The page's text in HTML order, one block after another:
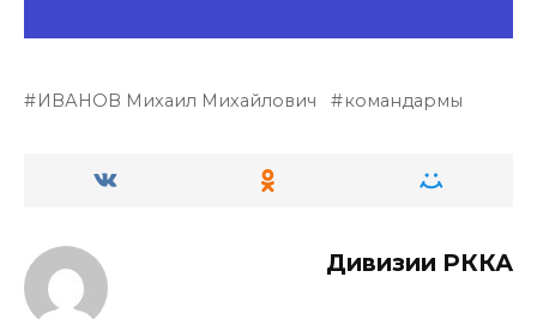
ИВАНОВ Михаил Михайлович командармы
Дивизии РККА